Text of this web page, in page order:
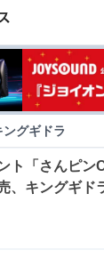
ングギドラ
ト「さんピン
、キングギド